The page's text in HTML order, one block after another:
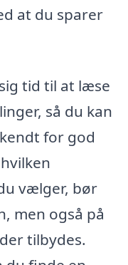
at du sparer
tid til at læse
så du kan
for god
vælger, bør
men også på
tilbydes.